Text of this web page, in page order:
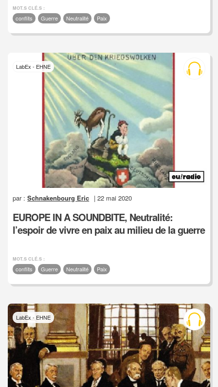
MOT.S CLÉ.S :
conflits Guerre Neutralité Paix
LabEx - EHNE
par :Schnakenbourg Eric | 22 mai 2020
EUROPE IN A SOUNDBITE, Neutralité:
l’espoir de vivre en paix au milieu de la guerre
MOT.S CLÉ.S :
conflits Guerre Neutralité Paix
LabEx - EHNE